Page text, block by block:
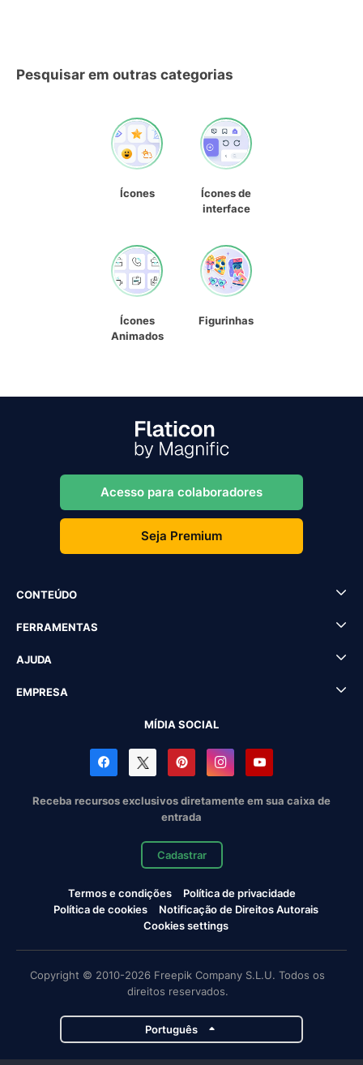
Pesquisar em outras categorias
Ícones
Ícones de
interface
Ícones
Animados
Figurinhas
Acesso para colaboradores
Seja Premium
CONTEÚDO
FERRAMENTAS
AJUDA
EMPRESA
MÍDIA SOCIAL
Receba recursos exclusivos diretamente em sua caixa de
entrada
Cadastrar
Termos e condições
Política de privacidade
Política de cookies
Notificação de Direitos Autorais
Cookies settings
Copyright © 2010-2026 Freepik Company S.L.U. Todos os
direitos reservados.
Português